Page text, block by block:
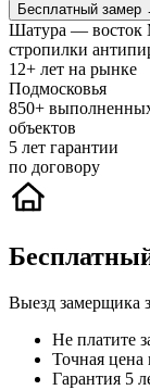
Бесплатный замер
Шатура — восток
стропилки
12+ лет на рынке
Подмосковья
850+
объектов
5 лет гарантии
по договору
Выезд замерщика
Не платите
Точная цена
Гарантия 5